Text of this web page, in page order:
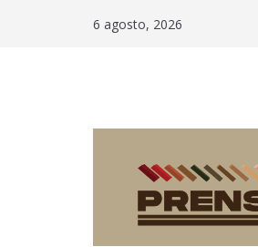
6 agosto, 2026